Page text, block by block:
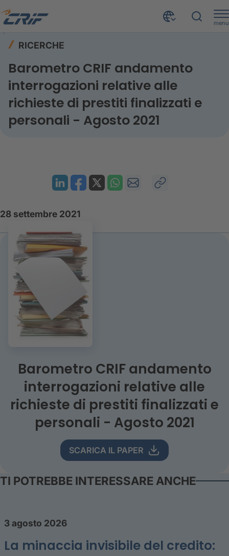
menu
RICERCHE
Barometro CRIF andamento
interrogazioni relative alle
richieste di prestiti finalizzati e
personali - Agosto 2021
28 settembre 2021
Barometro CRIF andamento
interrogazioni relative alle
richieste di prestiti finalizzati e
personali - Agosto 2021
SCARICA IL PAPER
TI POTREBBE INTERESSARE ANCHE
3 agosto 2026
La minaccia invisibile del credito: